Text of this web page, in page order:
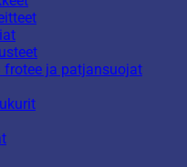
frotee ja patjansuojat